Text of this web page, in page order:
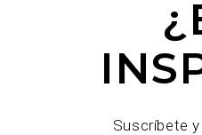
Suscríbete